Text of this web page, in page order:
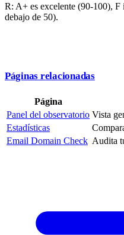
R: A+ es excelente (90-100),
debajo de 50).
Páginas relacionadas
Página
Panel del observatorio Vista
Estadísticas
Email Domain Check Audita